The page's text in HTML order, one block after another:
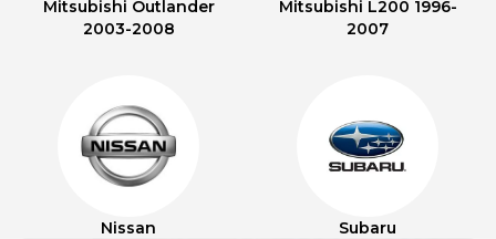
Mitsubishi Outlander
2003-2008
Mitsubishi L200 1996-
2007
Nissan Subaru